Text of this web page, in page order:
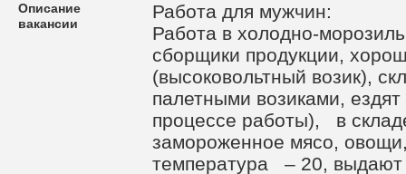
Описание
вакансии
Работа для мужчин:
Работа в холодно-
сборщики продукции,
(высоковольтный возик),
палетными возиками,
процессе работы), в
замороженное мясо,
температура – 20, выдают